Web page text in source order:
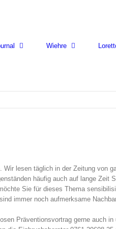
Wiehre
lesen täglich in der Zeitung von
häufig auch auf lange Zeit
Sie für dieses Thema
immer noch aufmerksame
Präventionsvortrag gerne auch